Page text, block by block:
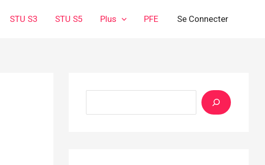
STU S3 STU S5 Plus PFE Se Connecter